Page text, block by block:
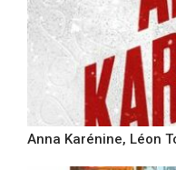
Anna Karénine, Léon